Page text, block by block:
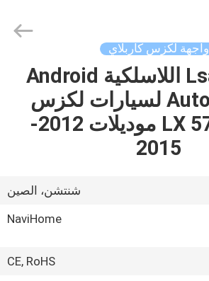
واجهة لكزس كاربلاي
واجهة Lsailt اللاسلكية Android
Auto Carplay لسيارات لكزس
LX 570 LX570 موديلات 2012-
2015
شنتشن، الصين
NaviHome
CE, RoHS